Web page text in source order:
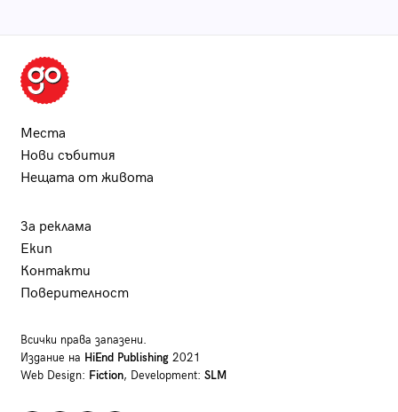
Места
Нови събития
Нещата от живота
За реклама
Екип
Контакти
Поверителност
Всички права запазени.
Издание на HiEnd Publishing2021
Web Design: Fiction, Development: SLM